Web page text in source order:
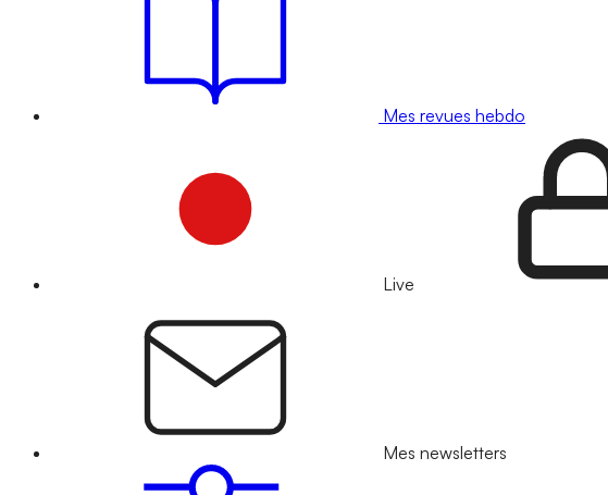
Mes revues hebdo
Live
Mes newsletters